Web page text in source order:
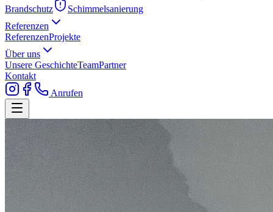
Brandschutz
Schimmelsanierung
Referenzen
ReferenzenProjekte
Über uns
Unsere GeschichteTeamPartner
Kontakt
Anrufen